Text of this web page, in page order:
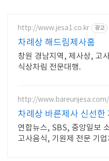
http://www.jesa1.co.kr 광고
차례상 해드림제사홈
창원 경남지역, 제사상, 고
식상차림 전문대행.
http://
차례상 바른제사 신선한
조리/배송
연합뉴스, SBS, 중앙일보
고사음식, 기원제 전문 기